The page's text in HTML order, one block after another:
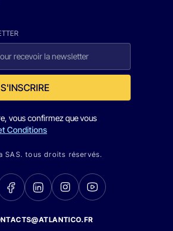
S'INSCRIRE
vous confirmez que vous
Conditions
SAS. tous droits réservés.